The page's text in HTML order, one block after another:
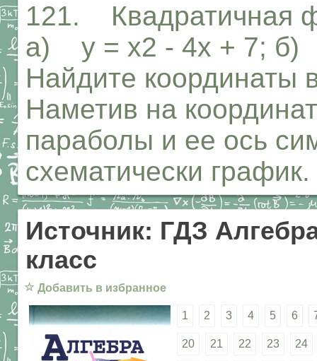
121. Квадратичная
а) у = х2 - 4х + 7; б)
Найдите
Наметив на
параболы и ее ось
схематически график.
Источник: ГДЗ
класс
☆ Добавить в избранное
1 2 3 4 5 6
20 21 22 23 24